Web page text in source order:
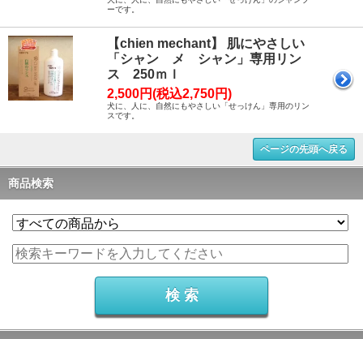
ーです。
【chien mechant】 肌にやさしい
「シャン メ シャン」専用リン
ス 250ｍｌ
2,500円(税込2,750円)
犬に、人に、自然にもやさしい「せっけん」専用のリン
スです。
ページの先頭へ戻る
商品検索